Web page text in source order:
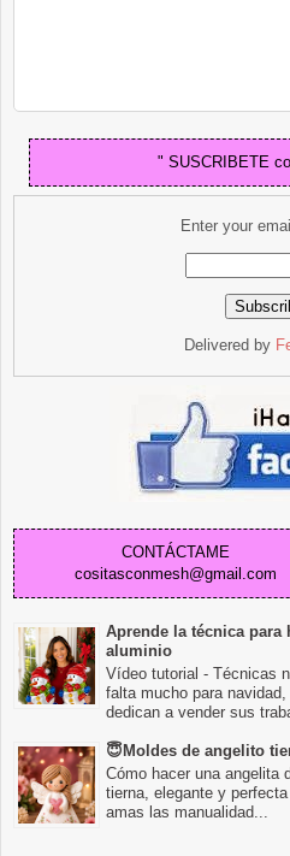
" SUSCRIBETE
Enter your
Delivered by
CONTÁCTAME
cositasconmesh@gmail.com
Aprende la técnica para
aluminio
Vídeo tutorial - Técnicas
falta mucho para
dedican a vender sus
😇Moldes de angelito
Cómo hacer una angelita
tierna, elegante y
amas las manualidad...